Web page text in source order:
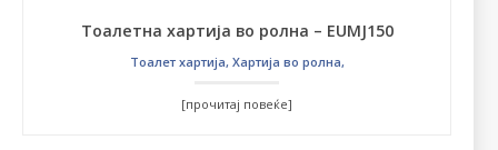
Тоалетна хартија во ролна – EUMJ150
Тоалет хартија, Хартија во ролна,
[прочитај повеќе]